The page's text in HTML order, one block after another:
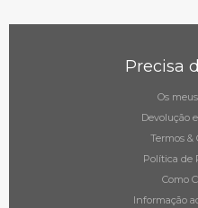
Precisa
Os
Devolução
Termos &
Política de
Como
Informação